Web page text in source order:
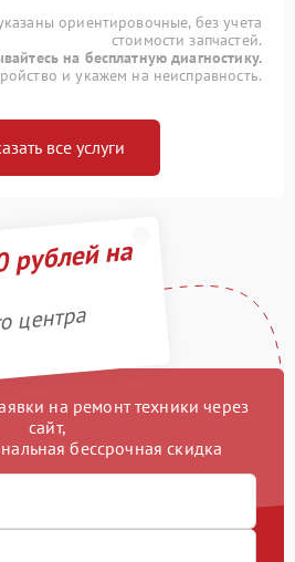
ориентировочные, без учета
стоимости запчастей.
на бесплатную диагностику.
и укажем на неисправность.
все услуги
рублей на
центра
на ремонт техники через
сайт,
бессрочная скидка